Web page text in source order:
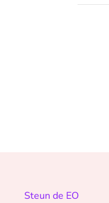
Ook
Steun de EO